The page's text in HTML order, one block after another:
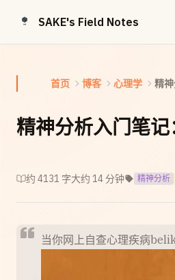
Skip to content
SAKE's Field Notes
首页 博客 心理学 精
精神分析入门笔
约 4131 字大约 14 分钟 精神分析
当你网上自查心理疾病